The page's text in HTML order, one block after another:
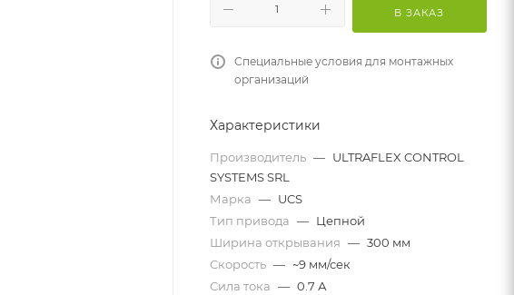
В ЗАКАЗ
Специальные условия для монтажных
организаций
Характеристики
Производитель — ULTRAFLEX CONTROL
SYSTEMS SRL
Марка — UCS
Тип привода — Цепной
Ширина открывания — 300 мм
Скорость — ~9 мм/сек
Сила тока — 0.7 А